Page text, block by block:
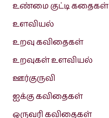
உண்மை குட்டி கதைகள்
உளவியல்
உறவு கவிதைகள்
உறவுகள் உளவியல்
ஊர்குருவி
ஐக்கு கவிதைகள்
ஒருவரி கவிதைகள்